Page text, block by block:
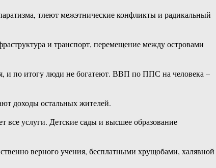
тлеют межэтнические конфликты и радикальный
и транспорт, перемещение между островами
и по итогу люди не богатеют. ВВП по ППС на человека –
доходы остальных жителей.
все услуги. Детские сады и высшее образование
верного учения, бесплатными хрущобами, халявной